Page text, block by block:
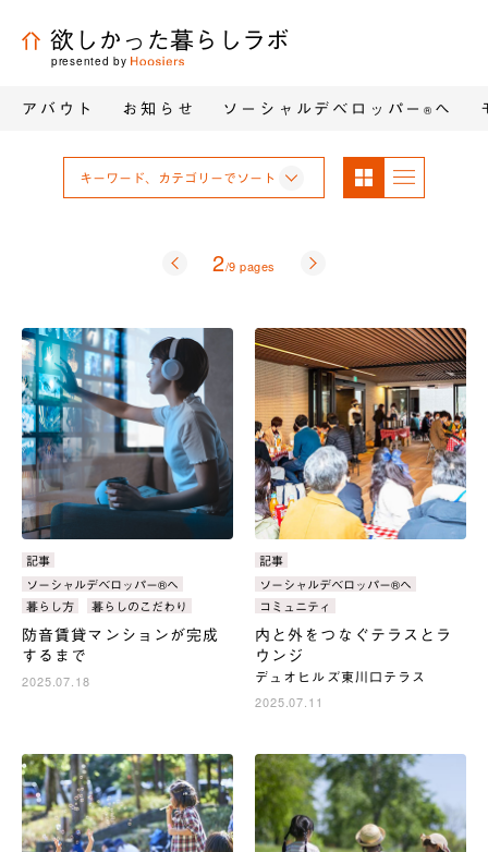
欲しかった暮らしラボ
presented by
アバウト お知らせ ソーシャルデベロッパー® へ
キーワード、カテゴリーでソート
パネ
ル表
リス
ト表
前
へ 2/9 pages
次
へ
カ
テ
ゴ
リ：
記事
タ
グ：
ソーシャルデベロッパー®へ
暮らし方
暮らしのこだわり
防音賃貸マンションが完成
するまで
2025.07.18
カ
テ
ゴ
リ：
記事
タ
グ：
ソーシャルデベロッパー®へ
コミュニティ
内と外をつなぐテラスとラ
ウンジ
デュオヒルズ東川口テラス
2025.07.11